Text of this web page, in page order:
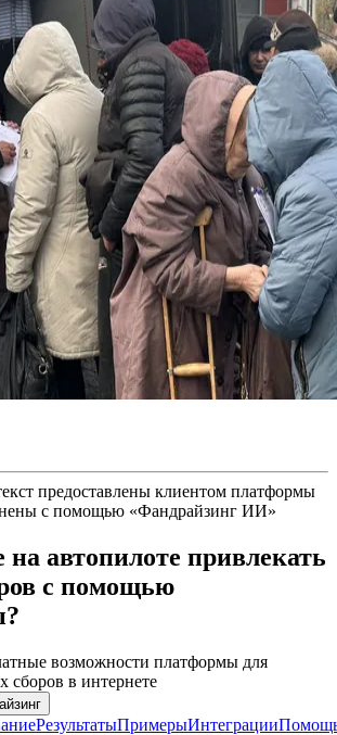
предоставлены клиентом платформы
с помощью «Фандрайзинг ИИ»
на автопилоте привлекать
с помощью
возможности платформы для
сборов в интернете
РезультатыПримерыИнтеграции